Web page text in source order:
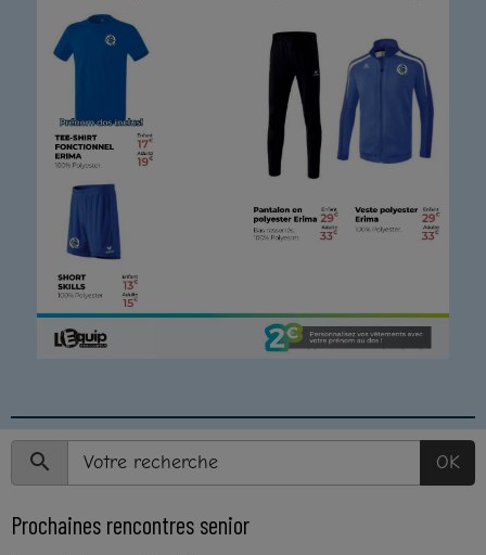
OK
Prochaines rencontres senior